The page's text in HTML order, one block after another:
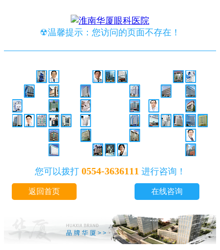
☢温馨提示：您访问的页面不存在！
您可以拨打 0554-3636111 进行咨询！
返回首页 在线咨询